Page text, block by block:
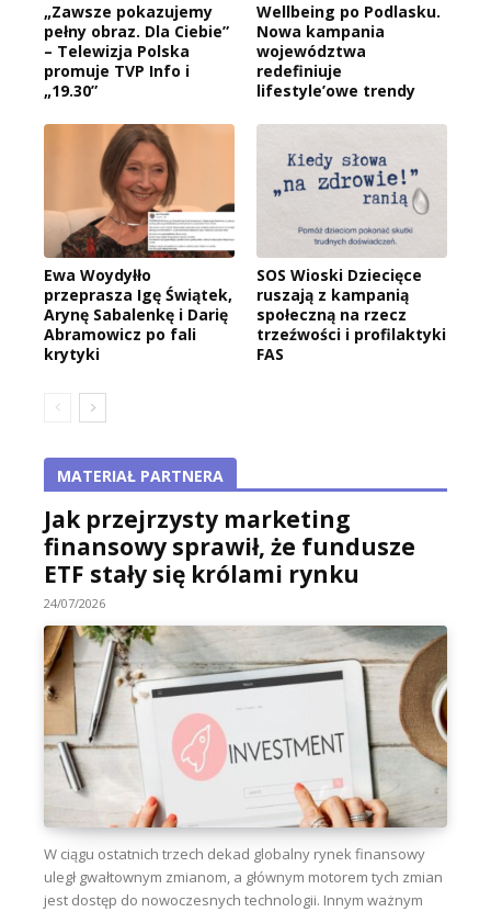
„Zawsze pokazujemy
pełny obraz. Dla Ciebie”
– Telewizja Polska
promuje TVP Info i
„19.30”
Wellbeing po Podlasku.
Nowa kampania
województwa
redefiniuje
lifestyle’owe trendy
Ewa Woydyłło
przeprasza Igę Świątek,
Arynę Sabalenkę i Darię
Abramowicz po fali
krytyki
SOS Wioski Dziecięce
ruszają z kampanią
społeczną na rzecz
trzeźwości i profilaktyki
FAS
MATERIAŁ PARTNERA
Jak przejrzysty marketing
finansowy sprawił, że fundusze
ETF stały się królami rynku
24/07/2026
W ciągu ostatnich trzech dekad globalny rynek finansowy
uległ gwałtownym zmianom, a głównym motorem tych zmian
jest dostęp do nowoczesnych technologii. Innym ważnym